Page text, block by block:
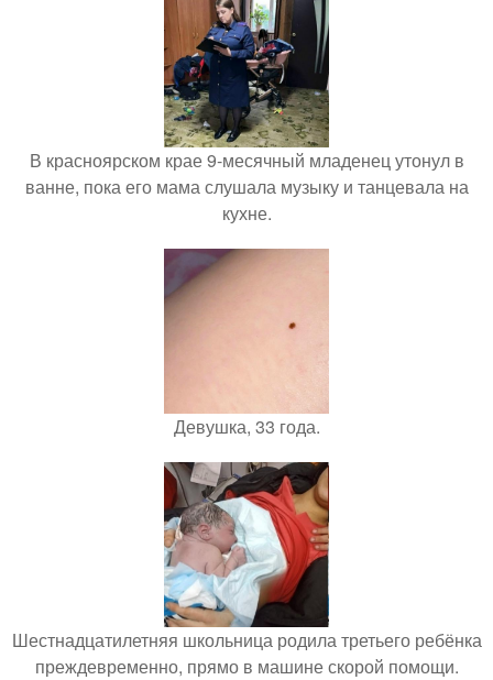
В красноярском крае 9-месячный младенец утонул в
ванне, пока его мама слушала музыку и танцевала на
кухне.
Девушка, 33 года.
Шестнадцатилетняя школьница родила третьего ребёнка
преждевременно, прямо в машине скорой помощи.